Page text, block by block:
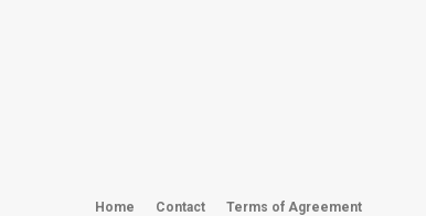
Home Contact Terms of Agreement